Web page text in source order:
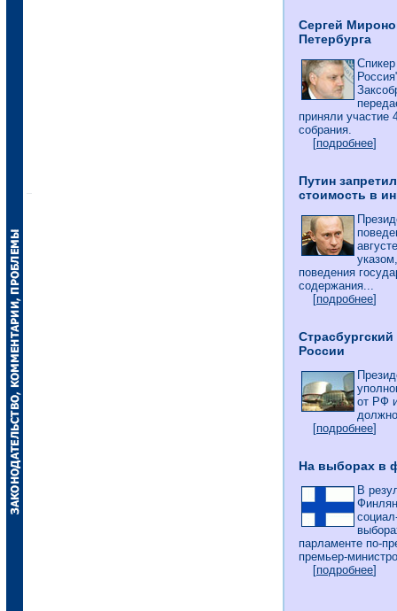
Сергей
Петербурга
приняли участие
собрания.
[подробнее]
Путин
стоимость в
поведения
содержания...
[подробнее]
России
от РФ
[подробнее]
На выборах в
В
парламенте по-
премьер-
[подробнее]